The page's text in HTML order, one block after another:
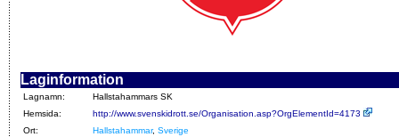
Laginformation
Lagnamn:
Hallstahammars SK
Hemsida:
http://www.svenskidrott.se/Organisation.asp?OrgElementId=4173
Ort:
Hallstahammar, Sverige